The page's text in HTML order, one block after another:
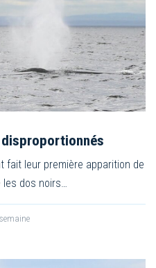
fait leur première apparition de
dos noirs…